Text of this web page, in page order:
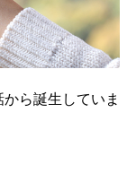
ら誕生していま